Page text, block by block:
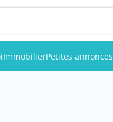
ImmobilierPetites annonces